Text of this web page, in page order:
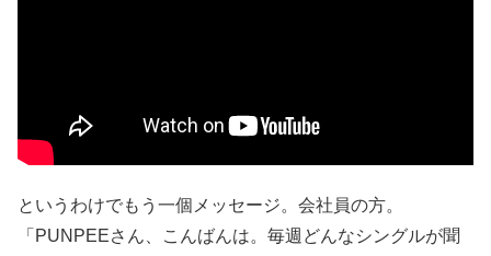
というわけでもう一個メッセージ。会社員の方。
「PUNPEEさん、こんばんは。毎週どんなシングルが聞